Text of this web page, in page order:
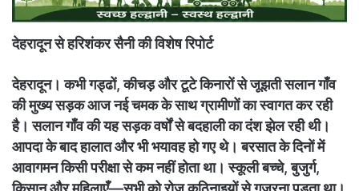
देहरादून से हरिशंकर सैनी की विशेष रिपोर्ट
देहरादून। कभी गड्ढों, कीचड़ और टूटे किनारों से जूझती सलान गाँव
की मुख्य सड़क आज नई चमक के साथ ग्रामीणों का स्वागत कर रही
है। सलान गाँव की यह सड़क वर्षों से बदहाली का दंश झेल रही थी।
आपदा के बाद हालात और भी भयावह हो गए थे। बरसात के दिनों में
आवागमन किसी परीक्षा से कम नहीं होता था। स्कूली बच्चे, बुजुर्ग,